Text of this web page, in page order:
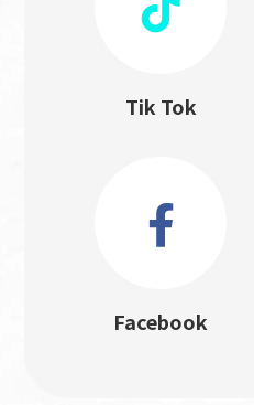
Tik Tok
Facebook